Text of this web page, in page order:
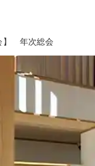
】 年次総会